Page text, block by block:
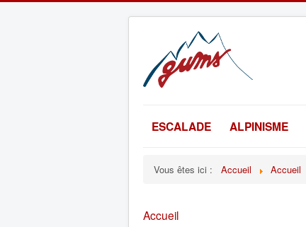
ESCALADE ALPINISME
Vous êtes ici : Accueil Accueil
Accueil